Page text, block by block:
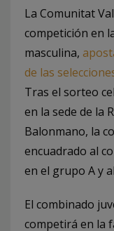
La Comunitat
competición en
masculina,
de las
Tras el sorteo
en la sede de la
Balonmano, la
encuadrado al
en el grupo A y
El combinado
competirá en la